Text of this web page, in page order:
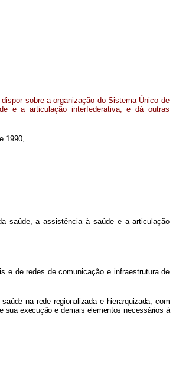
sobre a organização do Sistema Único de
e a articulação interfederativa, e dá outras
1990,
saúde, a assistência à saúde e a articulação
e de redes de comunicação e infraestrutura de
na rede regionalizada e hierarquizada, com
sua execução e demais elementos necessários à